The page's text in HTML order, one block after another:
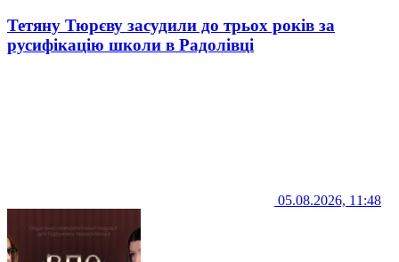
Тетяну Тюрєву засудили до трьох років за
русифікацію школи в Радолівці
05.08.2026, 11:48